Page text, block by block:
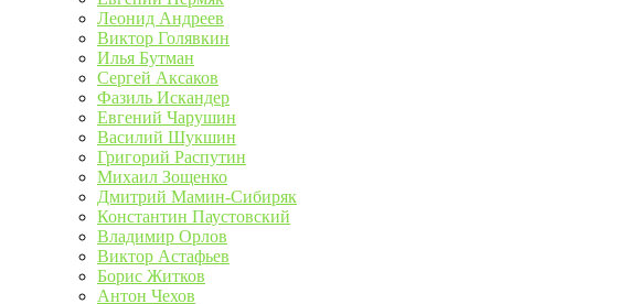
Леонид Андреев
Виктор Голявкин
Илья Бутман
Сергей Аксаков
Фазиль Искандер
Евгений Чарушин
Василий Шукшин
Григорий Распутин
Михаил Зощенко
Дмитрий Мамин-Сибиряк
Константин Паустовский
Владимир Орлов
Виктор Астафьев
Борис Житков
Антон Чехов